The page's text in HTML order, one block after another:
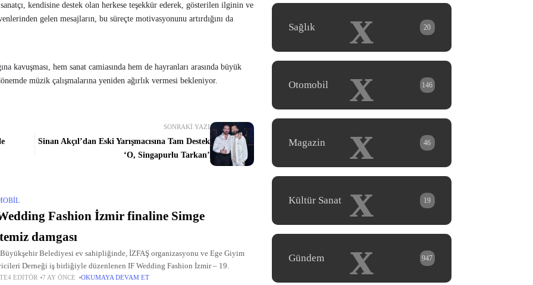
kendisine destek olan herkese teşekkür ederek, gösterilen ilginin ve
gelen mesajların, bu süreçte motivasyonunu artırdığını da
kavuşması, hem sanat camiasında hem de hayranları arasında büyük
müzik çalışmalarına yeniden ağırlık vermesi bekleniyor.
SONRAKI YAZI
Sinan Akçıl’dan Eski Yarışmacısına Tam Destek
‘O, Singapurlu Tarkan’
Fashion İzmir finaline Simge
damgası
Belediyesi ev sahipliğinde, İZFAŞ organizasyonu ve Ege Giyim
Derneği iş birliğiyle düzenlenen IF Wedding Fashion İzmir – 19.
EDITÖR 7 AY ÖNCE OKUMAYA DEVAM ET
x
Sağlık 20
x
Otomobil 146
x
Magazin 46
x
Kültür Sanat 19
x
Gündem 947